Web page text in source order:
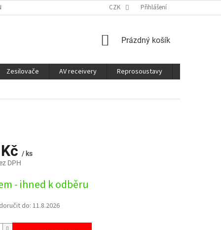
SLUŽBY CZK Přihlášení
NÁKUPNÍ
Prázdný košík
Zesilovače AV receivery Reprosoustavy
/ ks
DPH
- ihned k odběru
do: 11.8.2026